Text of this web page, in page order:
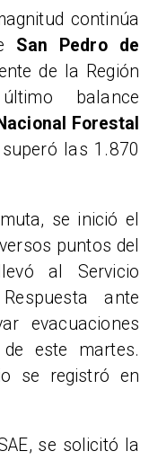
continúa
San Pedro de
de la Región
balance
Forestal
las 1.870
se inició el
puntos del
al Servicio
ante
evacuaciones
este martes.
se registró en
se solicitó la